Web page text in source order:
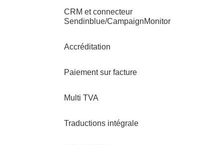
CRM et connecteur
Sendinblue/CampaignMonitor
Accréditation
Paiement sur facture
Multi TVA
Traductions intégrale